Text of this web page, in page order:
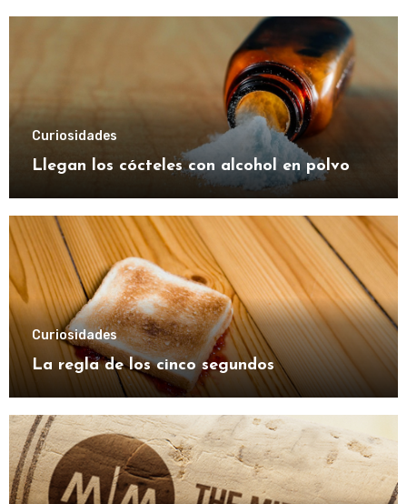
Curiosidades
Llegan los cócteles con alcohol en polvo
Curiosidades
La regla de los cinco segundos